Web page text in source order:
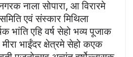
नाला सोपारा, आ विरारमे
एवं संस्कार मिथिला
भांति एहि वर्ष सेहो भव्य पूजाक
भाईंदर क्षेत्रमे सेहो कएक